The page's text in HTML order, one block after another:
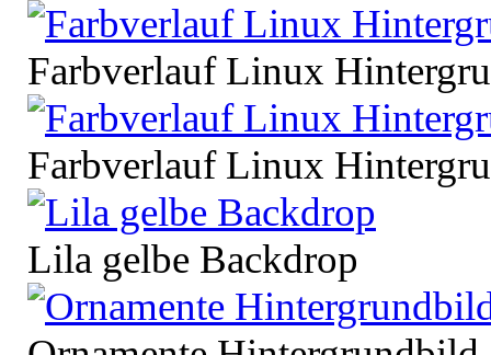
Farbverlauf Linux
Farbverlauf Linux
Lila gelbe Backdrop